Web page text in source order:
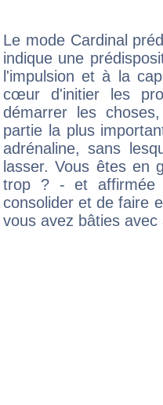
Le mode Cardinal
indique une
l'impulsion et à la
cœur d'initier les
démarrer les
partie la plus
adrénaline, sans
lasser. Vous êtes en
trop ? - et affirmée
consolider et de faire
vous avez bâties avec